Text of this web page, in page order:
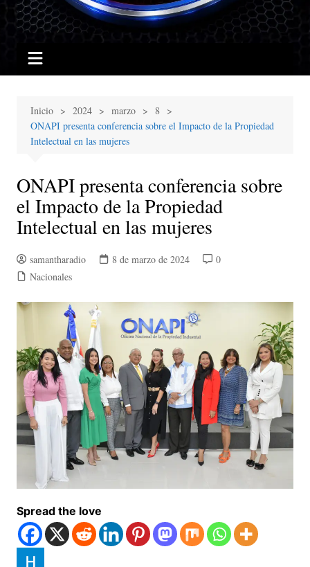
Inicio 2024 marzo
8
ONAPI presenta conferencia sobre el Impacto de la Propiedad
Intelectual en las mujeres
ONAPI presenta conferencia sobre
el Impacto de la Propiedad
Intelectual en las mujeres
samantharadio 8 de marzo de 2024
0
Nacionales
Spread the love